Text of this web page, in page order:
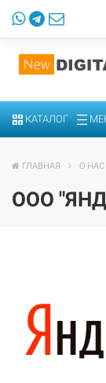
КАТАЛОГ
ГЛАВНАЯ О НАС
ООО